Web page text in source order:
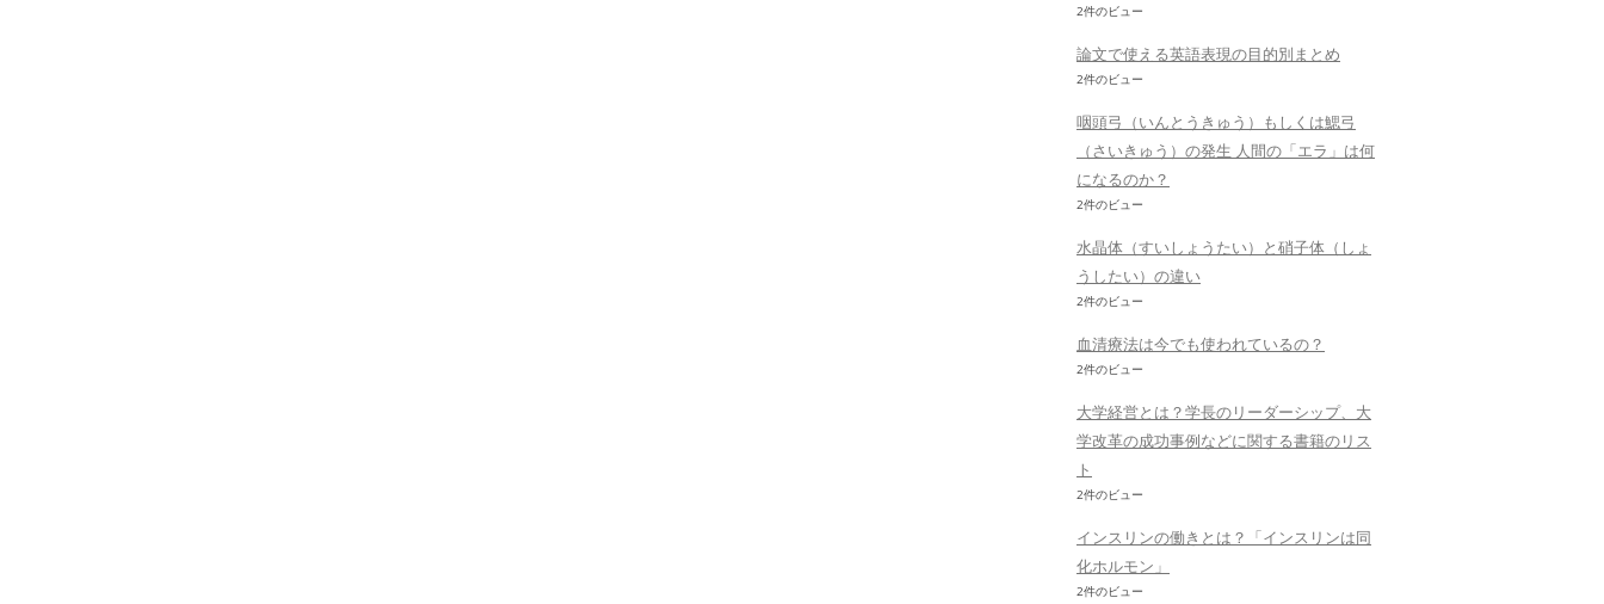
2件のビュー
論文で使える英語表現の目的別まとめ
2件のビュー
咽頭弓（いんとうきゅう）もしくは鰓弓
（さいきゅう）の発生 人間の「エラ」は何
になるのか？
2件のビュー
水晶体（すいしょうたい）と硝子体（しょ
うしたい）の違い
2件のビュー
血清療法は今でも使われているの？
2件のビュー
大学経営とは？学長のリーダーシップ、大
学改革の成功事例などに関する書籍のリス
ト
2件のビュー
インスリンの働きとは？「インスリンは同
化ホルモン」
2件のビュー